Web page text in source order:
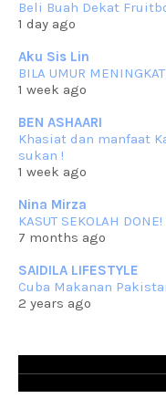
Assalammualaikum,
mat ucapkan
Jun 30 2023
RESIPI KURMA
Assalammualaikum,
Jun 23 2023
RESIPI SAMBAL
Assalammualaikum,
Jun 20 2023
RESIPI PISANG
lemak ni che mat... read
Mar 07 2023
RESIPI BAMIA
Beli Buah Dekat
1 day ago
Aku Sis Lin
BILA UMUR
1 week ago
BEN ASHAARI
Khasiat dan manfaat
sukan !
1 week ago
Nina Mirza
KASUT SEKOLAH DONE!
7 months ago
SAIDILA LIFESTYLE
Cuba Makanan
2 years ago